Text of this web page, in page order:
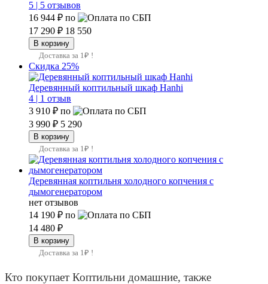
5 | 5 отзывов
16 944 ₽ по
17 290 ₽ 18 550
Доставка за 1₽ !
Скидка 25%
Деревянный коптильный шкаф Hanhi
4 | 1 отзыв
3 910 ₽ по
3 990 ₽ 5 290
Доставка за 1₽ !
Деревянная коптильня холодного копчения с
дымогенератором
нет отзывов
14 190 ₽ по
14 480 ₽
Доставка за 1₽ !
Кто покупает Коптильни домашние, также